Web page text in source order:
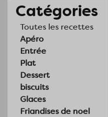
Catégories
Toutes les recettes
Apéro
Entrée
Plat
Dessert
biscuits
Glaces
Friandises de noel